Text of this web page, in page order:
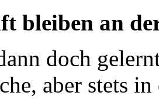
bleiben an
doch
aber stets